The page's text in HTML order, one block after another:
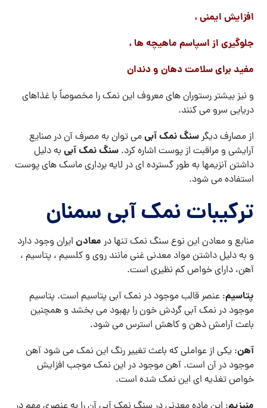
افزایش ایمنی ،
جلوگیری از اسپاسم ماهیچه ها ،
مفید برای سلامت دهان و دندان
و نیز بیشتر رستوران های معروف این نمک را مخصوصاً با غذاهای
دریایی سرو می کنند.
از مصارف دیگرسنگ نمک آبیمی توان به مصرف آن در صنایع
آرایشی و مراقبت از پوست اشاره کرد. سنگ نمک آبی به دلیل
داشتن آنزیمها به طور گسترده ای در لایه برداری ماسک های پوست
استفاده می شود.
ترکیبات نمک آبی سمنان
منابع و معادن این نوع سنگ نمک تنها در معادن ایران وجود دارد
و به دلیل داشتن مواد معدنی غنی مانند روی و کلسیم ، پتاسیم ،
آهن، دارای خواص کم نظیری است.
پتاسیم: عنصر قالب موجود در نمک آبی پتاسیم است. پتاسیم
موجود در نمک آبی گردش خون را بهبود می بخشد و همچنین
باعث آرامش ذهن و کاهش استرس می شود.
آهن: یکی از عواملی که باعث تغییر رنگ این نمک می شود آهن
موجود در آن است. آهن موجود در این نمک موجب افزایش
خواص تغذیه ای این نمک شده است.